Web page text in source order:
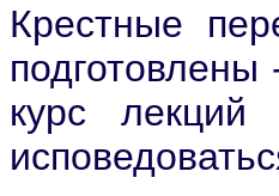
Крестные
подготовлены
курс лекций